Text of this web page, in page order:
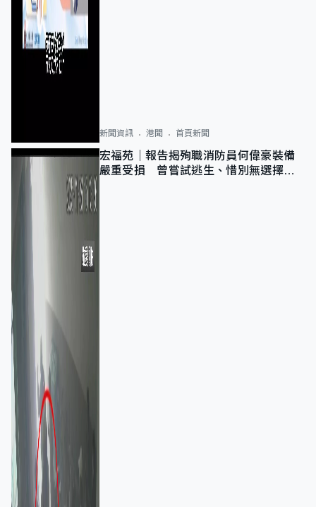
新聞資訊 港聞 首頁新聞
宏福苑｜報告揭殉職消防員何偉豪裝備
嚴重受損 曾嘗試逃生、惜別無選擇下